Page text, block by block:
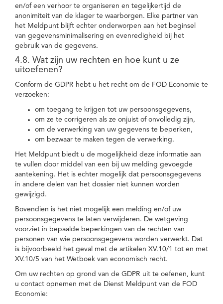
en/of een verhoor te organiseren en tegelijkertijd de
anonimiteit van de klager te waarborgen. Elke partner van
het Meldpunt blijft echter onderworpen aan het beginsel
van gegevensminimalisering en evenredigheid bij het
gebruik van de gegevens.
4.8. Wat zijn uw rechten en hoe kunt u ze
uitoefenen?
Conform de GDPR hebt u het recht om de FOD Economie te
verzoeken:
om toegang te krijgen tot uw persoonsgegevens,
om ze te corrigeren als ze onjuist of onvolledig zijn,
om de verwerking van uw gegevens te beperken,
om bezwaar te maken tegen de verwerking.
Het Meldpunt biedt u de mogelijkheid deze informatie aan
te vullen door middel van een bij uw melding gevoegde
aantekening. Het is echter mogelijk dat persoonsgegevens
in andere delen van het dossier niet kunnen worden
gewijzigd.
Bovendien is het niet mogelijk een melding en/of uw
persoonsgegevens te laten verwijderen. De wetgeving
voorziet in bepaalde beperkingen van de rechten van
personen van wie persoonsgegevens worden verwerkt. Dat
is bijvoorbeeld het geval met de artikelen XV.10/1 tot en met
XV.10/5 van het Wetboek van economisch recht.
Om uw rechten op grond van de GDPR uit te oefenen, kunt
u contact opnemen met de Dienst Meldpunt van de FOD
Economie: